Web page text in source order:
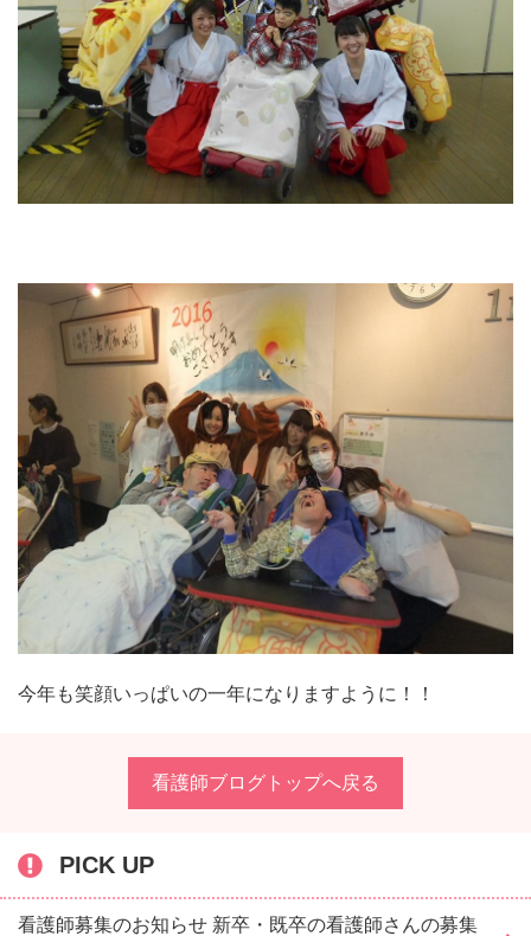
今年も笑顔いっぱいの一年になりますように！！
看護師ブログトップへ戻る
PICK UP
看護師募集のお知らせ 新卒・既卒の看護師さんの募集